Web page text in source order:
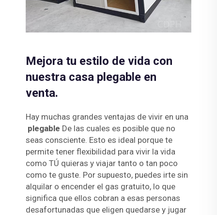
Mejora tu estilo de vida con
nuestra casa plegable en
venta.
Hay muchas grandes ventajas de vivir en una
plegable De las cuales es posible que no
seas consciente. Esto es ideal porque te
permite tener flexibilidad para vivir la vida
como TÚ quieras y viajar tanto o tan poco
como te guste. Por supuesto, puedes irte sin
alquilar o encender el gas gratuito, lo que
significa que ellos cobran a esas personas
desafortunadas que eligen quedarse y jugar